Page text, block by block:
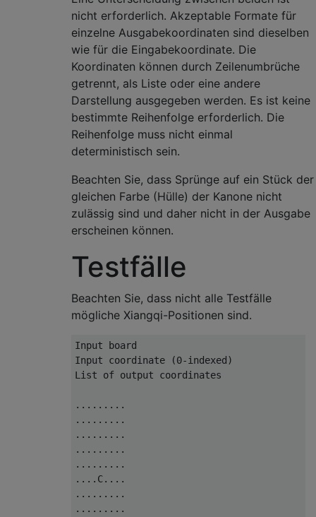
nicht erforderlich. Akzeptable Formate für
einzelne Ausgabekoordinaten sind dieselben
wie für die Eingabekoordinate. Die
Koordinaten können durch Zeilenumbrüche
getrennt, als Liste oder eine andere
Darstellung ausgegeben werden. Es ist keine
bestimmte Reihenfolge erforderlich. Die
Reihenfolge muss nicht einmal
deterministisch sein.
Beachten Sie, dass Sprünge auf ein Stück der
gleichen Farbe (Hülle) der Kanone nicht
zulässig sind und daher nicht in der Ausgabe
erscheinen können.
Testfälle
Beachten Sie, dass nicht alle Testfälle
mögliche Xiangqi-Positionen sind.
Input board
Input coordinate (0-indexed)
List of output coordinates
.........
.........
.........
.........
.........
....C....
.........
.........